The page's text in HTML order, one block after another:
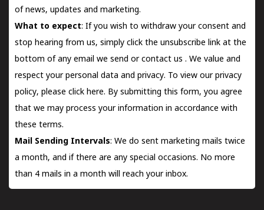
of news, updates and marketing.
What to expect: If you wish to withdraw your consent and
stop hearing from us, simply click the unsubscribe link at the
bottom of any email we send orcontact us . We value and
respect your personal data and privacy. To view our privacy
policy, please click here. By submitting this form, you agree
that we may process your information in accordance with
these terms.
Mail Sending Intervals: We do sent marketing mails twice
a month, and if there are any special occasions. No more
than 4 mails in a month will reach your inbox.